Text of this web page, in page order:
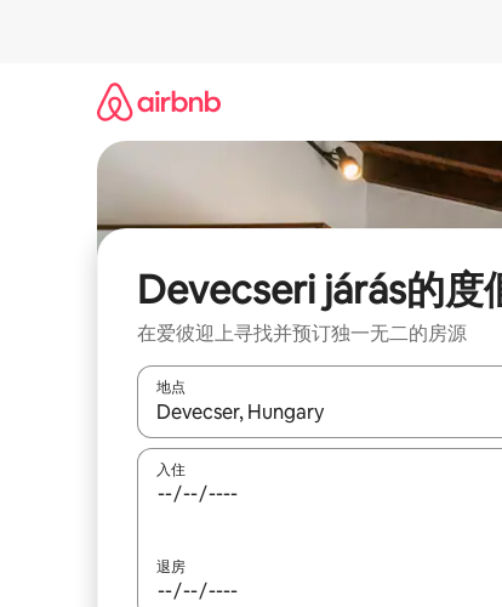
Devecseri járás的度
在爱彼迎上寻找并预订独一无二的房源
地点
如有搜索结果，请使用上下方向键查看，或通
入住
退房